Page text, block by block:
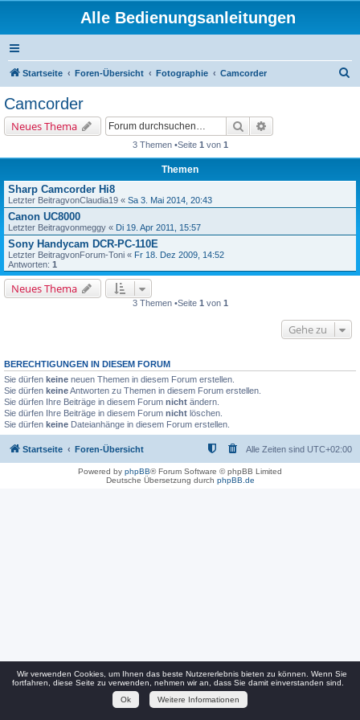
Alle Bedienungsanleitungen
Startseite Foren-Übersicht Fotographie Camcorder
Camcorder
Neues Thema Suche
3 Themen •Seite 1 von 1
Themen
Sharp Camcorder Hi8
Letzter BeitragvonClaudia19 « Sa 3. Mai 2014, 20:43
Canon UC8000
Letzter Beitragvonmeggy « Di 19. Apr 2011, 15:57
Sony Handycam DCR-PC-110E
Letzter BeitragvonForum-Toni « Fr 18. Dez 2009, 14:52
Antworten: 1
Neues Thema
3 Themen •Seite 1 von 1
Gehe zu
BERECHTIGUNGEN IN DIESEM FORUM
Sie dürfen keine neuen Themen in diesem Forum erstellen.
Sie dürfen keineAntworten zu Themen in diesem Forum erstellen.
Sie dürfen Ihre Beiträge in diesem Forum nicht ändern.
Sie dürfen Ihre Beiträge in diesem Forum nicht löschen.
Sie dürfen keine Dateianhänge in diesem Forum erstellen.
Startseite Foren-Übersicht Alle Zeiten sind UTC+02:00
Powered by phpBB® Forum Software © phpBB Limited
Deutsche Übersetzung durch phpBB.de
Wir verwenden Cookies, um Ihnen das beste Nutzererlebnis bieten zu können. Wenn Sie
fortfahren, diese Seite zu verwenden, nehmen wir an, dass Sie damit einverstanden sind.
Ok
Weitere Informationen